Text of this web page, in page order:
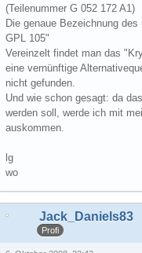
(Teilenummer G 052 172 A1)
Die genaue Bezeichnung
GPL 105"
Vereinzelt findet man das
eine vernünftige
nicht gefunden.
Und wie schon gesagt: da
werden soll, werde ich mit
auskommen.
lg
wo
Jack_Daniels83
Profi